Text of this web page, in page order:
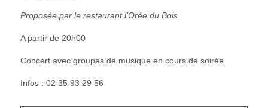
Proposée par le restaurant l’Orée du Bois
A partir de 20h00
Concert avec groupes de musique en cours de soirée
Infos : 02 35 93 29 56